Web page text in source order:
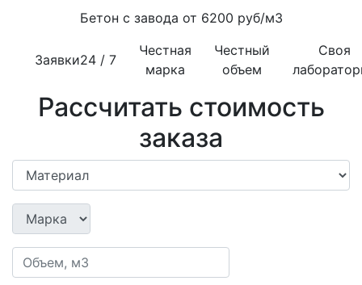
Бетон с завода от 6200 руб/м3
Заявки24 / 7
Честная
марка
Честный
объем
Своя
Рассчитать стоимость
заказа